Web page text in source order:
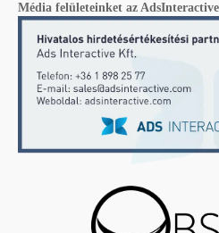
Média felületeinket az